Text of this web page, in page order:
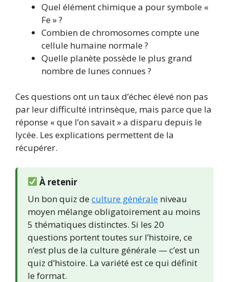
Quel élément chimique a pour symbole «
Fe » ?
Combien de chromosomes compte une
cellule humaine normale ?
Quelle planète possède le plus grand
nombre de lunes connues ?
Ces questions ont un taux d’échec élevé non pas
par leur difficulté intrinsèque, mais parce que la
réponse « que l’on savait » a disparu depuis le
lycée. Les explications permettent de la
récupérer.
À retenir
Un bon quiz de culture générale niveau
moyen mélange obligatoirement au moins
5 thématiques distinctes. Si les 20
questions portent toutes sur l’histoire, ce
n’est plus de la culture générale — c’est un
quiz d’histoire. La variété est ce qui définit
le format.